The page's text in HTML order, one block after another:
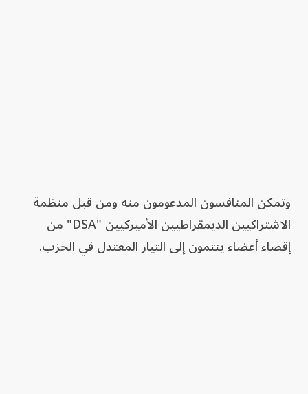
وتمكن المنافسون المدعومون منه ومن قبل منظمة
الاشتراكيين الديمقراطيين الأميركيين "DSA" من
إقصاء أعضاء ينتمون إلى التيار المعتدل في الحزب.